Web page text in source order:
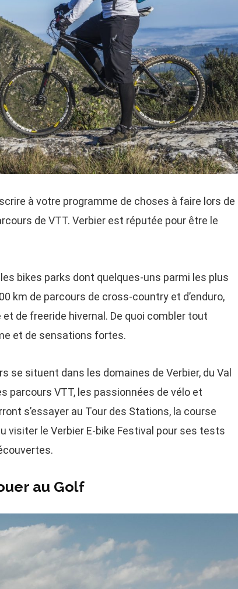
à votre programme de choses à faire lors de
de VTT. Verbier est réputée pour être le
bikes parks dont quelques-uns parmi les plus
km de parcours de cross-country et d’enduro,
de freeride hivernal. De quoi combler tout
et de sensations fortes.
se situent dans les domaines de Verbier, du Val
parcours VTT, les passionnées de vélo et
s’essayer au Tour des Stations, la course
visiter le Verbier E-bike Festival pour ses tests
au Golf